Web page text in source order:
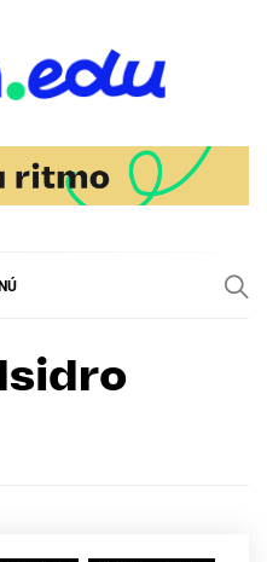
Isidro